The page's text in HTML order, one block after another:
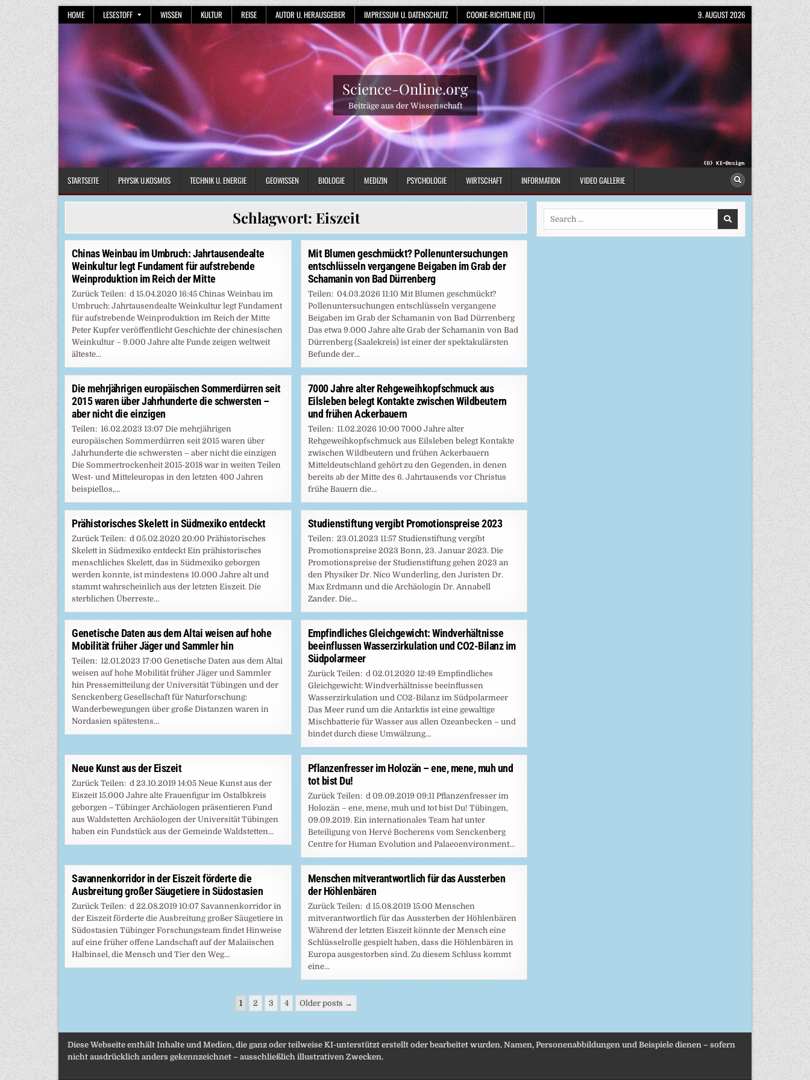
Skip
to
content
HOME LESESTOFF WISSEN KULTUR REISE AUTOR U. HERAUSGEBER IMPRESSUM U. DATENSCHUTZ COOKIE-RICHTLINIE (EU) 9. AUGUST 2026
Science-Online.org
Beiträge aus der Wissenschaft
STARTSEITE PHYSIK U.KOSMOS TECHNIK U. ENERGIE GEOWISSEN BIOLOGIE MEDIZIN PSYCHOLOGIE WIRTSCHAFT INFORMATION VIDEO GALLERIE
Schlagwort: Eiszeit
Chinas Weinbau im Umbruch: Jahrtausendealte
Weinkultur legt Fundament für aufstrebende
Weinproduktion im Reich der Mitte
Zurück Teilen: d 15.04.2020 16:45 Chinas Weinbau im
Umbruch: Jahrtausendealte Weinkultur legt Fundament
für aufstrebende Weinproduktion im Reich der Mitte
Peter Kupfer veröffentlicht Geschichte der chinesischen
Weinkultur – 9.000 Jahre alte Funde zeigen weltweit
älteste…
Mit Blumen geschmückt? Pollenuntersuchungen
entschlüsseln vergangene Beigaben im Grab der
Schamanin von Bad Dürrenberg
Teilen: 04.03.2026 11:10 Mit Blumen geschmückt?
Pollenuntersuchungen entschlüsseln vergangene
Beigaben im Grab der Schamanin von Bad Dürrenberg
Das etwa 9.000 Jahre alte Grab der Schamanin von Bad
Dürrenberg (Saalekreis) ist einer der spektakulärsten
Befunde der…
Die mehrjährigen europäischen Sommerdürren seit
2015 waren über Jahrhunderte die schwersten –
aber nicht die einzigen
Teilen: 16.02.2023 13:07 Die mehrjährigen
europäischen Sommerdürren seit 2015 waren über
Jahrhunderte die schwersten – aber nicht die einzigen
Die Sommertrockenheit 2015-2018 war in weiten Teilen
West- und Mitteleuropas in den letzten 400 Jahren
beispiellos,…
7000 Jahre alter Rehgeweihkopfschmuck aus
Eilsleben belegt Kontakte zwischen Wildbeutern
und frühen Ackerbauern
Teilen: 11.02.2026 10:00 7000 Jahre alter
Rehgeweihkopfschmuck aus Eilsleben belegt Kontakte
zwischen Wildbeutern und frühen Ackerbauern
Mitteldeutschland gehört zu den Gegenden, in denen
bereits ab der Mitte des 6. Jahrtausends vor Christus
frühe Bauern die…
Prähistorisches Skelett in Südmexiko entdeckt
Zurück Teilen: d 05.02.2020 20:00 Prähistorisches
Skelett in Südmexiko entdeckt Ein prähistorisches
menschliches Skelett, das in Südmexiko geborgen
werden konnte, ist mindestens 10.000 Jahre alt und
stammt wahrscheinlich aus der letzten Eiszeit. Die
sterblichen Überreste…
Studienstiftung vergibt Promotionspreise 2023
Teilen: 23.01.2023 11:57 Studienstiftung vergibt
Promotionspreise 2023 Bonn, 23. Januar 2023. Die
Promotionspreise der Studienstiftung gehen 2023 an
den Physiker Dr. Nico Wunderling, den Juristen Dr.
Max Erdmann und die Archäologin Dr. Annabell
Zander. Die…
Genetische Daten aus dem Altai weisen auf hohe
Mobilität früher Jäger und Sammler hin
Teilen: 12.01.2023 17:00 Genetische Daten aus dem Altai
weisen auf hohe Mobilität früher Jäger und Sammler
hin Pressemitteilung der Universität Tübingen und der
Senckenberg Gesellschaft für Naturforschung:
Wanderbewegungen über große Distanzen waren in
Nordasien spätestens…
Empfindliches Gleichgewicht: Windverhältnisse
beeinflussen Wasserzirkulation und CO2-Bilanz im
Südpolarmeer
Zurück Teilen: d 02.01.2020 12:49 Empfindliches
Gleichgewicht: Windverhältnisse beeinflussen
Wasserzirkulation und CO2-Bilanz im Südpolarmeer
Das Meer rund um die Antarktis ist eine gewaltige
Mischbatterie für Wasser aus allen Ozeanbecken – und
bindet durch diese Umwälzung…
Neue Kunst aus der Eiszeit
Zurück Teilen: d 23.10.2019 14:05 Neue Kunst aus der
Eiszeit 15.000 Jahre alte Frauenfigur im Ostalbkreis
geborgen ‒ Tübinger Archäologen präsentieren Fund
aus Waldstetten Archäologen der Universität Tübingen
haben ein Fundstück aus der Gemeinde Waldstetten…
Pflanzenfresser im Holozän – ene, mene, muh und
tot bist Du!
Zurück Teilen: d 09.09.2019 09:11 Pflanzenfresser im
Holozän – ene, mene, muh und tot bist Du! Tübingen,
09.09.2019. Ein internationales Team hat unter
Beteiligung von Hervé Bocherens vom Senckenberg
Centre for Human Evolution and Palaeoenvironment…
Savannenkorridor in der Eiszeit förderte die
Ausbreitung großer Säugetiere in Südostasien
Zurück Teilen: d 22.08.2019 10:07 Savannenkorridor in
der Eiszeit förderte die Ausbreitung großer Säugetiere in
Südostasien Tübinger Forschungsteam findet Hinweise
auf eine früher offene Landschaft auf der Malaiischen
Halbinsel, die Mensch und Tier den Weg…
Menschen mitverantwortlich für das Aussterben
der Höhlenbären
Zurück Teilen: d 15.08.2019 15:00 Menschen
mitverantwortlich für das Aussterben der Höhlenbären
Während der letzten Eiszeit könnte der Mensch eine
Schlüsselrolle gespielt haben, dass die Höhlenbären in
Europa ausgestorben sind. Zu diesem Schluss kommt
eine…
Beiträge
1 2 3 4 Older posts →
Diese Webseite enthält Inhalte und Medien, die ganz oder teilweise KI-unterstützt erstellt oder bearbeitet wurden. Namen, Personenabbildungen und Beispiele dienen – sofern
nicht ausdrücklich anders gekennzeichnet – ausschließlich illustrativen Zwecken.